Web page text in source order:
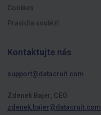
Cookies
Pravidla soutěží
Kontaktujte nás
support@datacruit.com
Zdenek Bajer, CEO
zdenek.bajer@datacruit.com